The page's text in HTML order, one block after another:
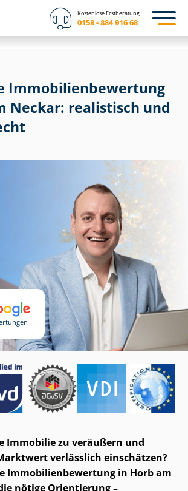
Kostenlose Erstberatung
0158 - 884 916 68
Im­mo­bi­li­en­be­wer­tung
Neckar: realistisch und
Immobilie zu veräußern und
verlässlich einschätzen?
Im­mo­bi­li­en­be­wer­tung in Horb am
nötige Orientierung –